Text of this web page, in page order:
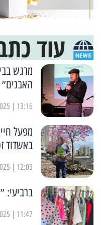
עוד
מרגש
האבנים״
13:16 | 31/03/2025
מפעל
באשדוד
12:03 | 31/03/2025
ברביעי:
11:47 | 31/03/2025